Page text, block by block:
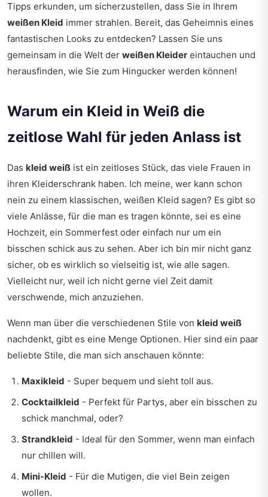
Tipps erkunden, um sicherzustellen, dass Sie in Ihrem
weißen Kleid immer strahlen. Bereit, das Geheimnis eines
fantastischen Looks zu entdecken? Lassen Sie uns
gemeinsam in die Welt der weißen Kleider eintauchen und
herausfinden, wie Sie zum Hingucker werden können!
Warum ein Kleid in Weiß die
zeitlose Wahl für jeden Anlass ist
Das kleid weiß ist ein zeitloses Stück, das viele Frauen in
ihren Kleiderschrank haben. Ich meine, wer kann schon
nein zu einem klassischen, weißen Kleid sagen? Es gibt so
viele Anlässe, für die man es tragen könnte, sei es eine
Hochzeit, ein Sommerfest oder einfach nur um ein
bisschen schick aus zu sehen. Aber ich bin mir nicht ganz
sicher, ob es wirklich so vielseitig ist, wie alle sagen.
Vielleicht nur, weil ich nicht gerne viel Zeit damit
verschwende, mich anzuziehen.
Wenn man über die verschiedenen Stile von kleid weiß
nachdenkt, gibt es eine Menge Optionen. Hier sind ein paar
beliebte Stile, die man sich anschauen könnte:
Maxikleid - Super bequem und sieht toll aus.
Cocktailkleid - Perfekt für Partys, aber ein bisschen zu
schick manchmal, oder?
Strandkleid - Ideal für den Sommer, wenn man einfach
nur chillen will.
Mini-Kleid - Für die Mutigen, die viel Bein zeigen
wollen.